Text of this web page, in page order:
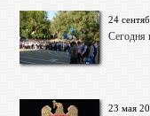
24
Сегодня
23 мая